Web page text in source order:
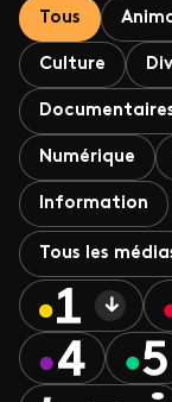
Tous
Culture
Numérique
Information
Tous les